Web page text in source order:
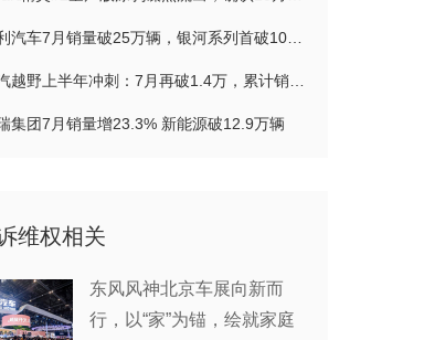
汽车7月销量破25万辆，银河系列首破10万创新高
野上半年冲刺：7月再破1.4万，累计销量领跑硬派市场
集团7月销量增23.3% 新能源破12.9万辆
维权相关
东风风神北京车展向新而
行，以“家”为锚，绘就家庭